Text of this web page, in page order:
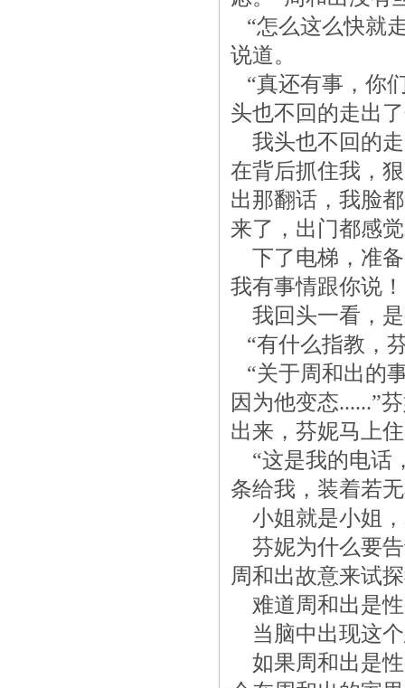
“怎么这么快就
说道。
“真还有事，你
头也不回的走出
我头也不回的走
在背后抓住我，
出那翻话，我脸
来了，出门都感
下了电梯，准备
我有事情跟你说
我回头一看，
“有什么指教，
“关于周和出的
因为他变态......”
出来，芬妮马上
“这是我的电话
条给我，装着若
小姐就是小姐，
芬妮为什么要告
周和出故意来试
难道周和出是
当脑中出现这
如果周和出是性